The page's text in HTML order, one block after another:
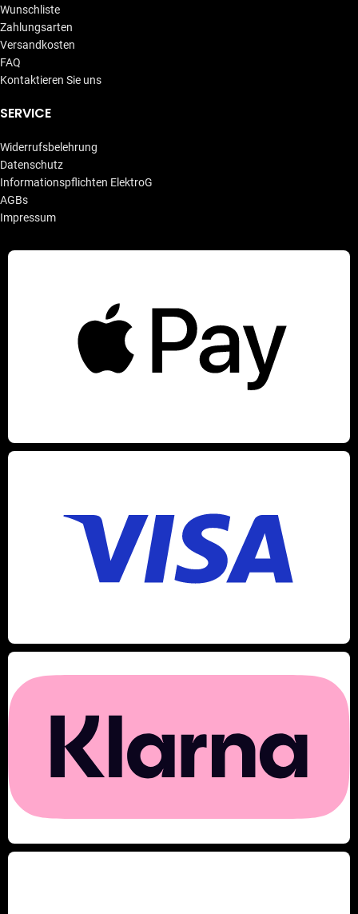
Wunschliste
Zahlungsarten
Versandkosten
FAQ
Kontaktieren Sie uns
SERVICE
Widerrufsbelehrung
Datenschutz
Informationspflichten ElektroG
AGBs
Impressum